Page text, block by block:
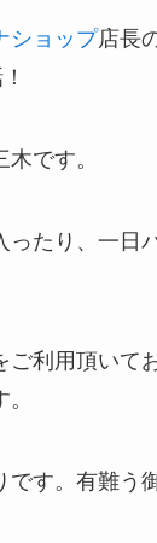
ショップ店長
です。
ったり、一日
ご利用頂いて
す。有難う